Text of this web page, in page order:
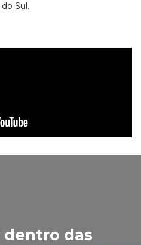
Sul.
dentro das